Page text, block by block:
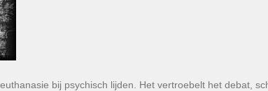
bij psychisch lijden. Het vertroebelt het debat,